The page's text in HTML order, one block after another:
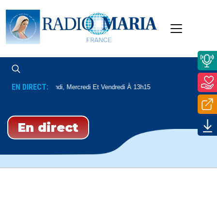
EN DIRECT:
Dédicaces Lundi, Mercredi Et Vendredi À 13h15
En direct